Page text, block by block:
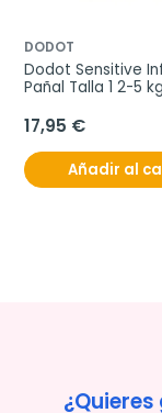
DODOT
Dodot Sensitive
Pañal Talla 1 2-5
17,95 €
Añadir al